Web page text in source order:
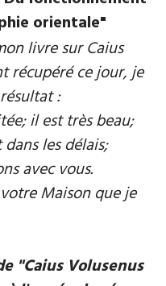
orientale"
livre sur Caius
récupéré ce jour, je
:
il est très beau;
les délais;
avec vous.
Maison que je
"Caius Volusenus